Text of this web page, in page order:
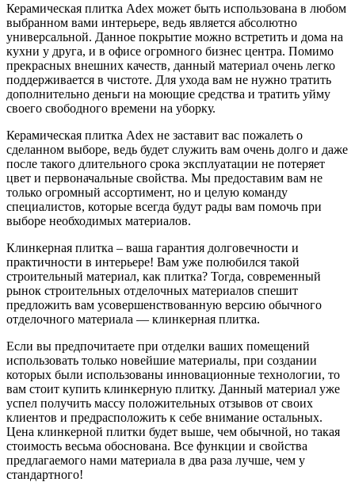
Керамическая плитка Аdex может быть использована в любом
выбранном вами интерьере, ведь является абсолютно
универсальной. Данное покрытие можно встретить и дома на
кухни у друга, и в офисе огромного бизнес центра. Помимо
прекрасных внешних качеств, данный материал очень легко
поддерживается в чистоте. Для ухода вам не нужно тратить
дополнительно деньги на моющие средства и тратить уйму
своего свободного времени на уборку.
Керамическая плитка Аdex не заставит вас пожалеть о
сделанном выборе, ведь будет служить вам очень долго и даже
после такого длительного срока эксплуатации не потеряет
цвет и первоначальные свойства. Мы предоставим вам не
только огромный ассортимент, но и целую команду
специалистов, которые всегда будут рады вам помочь при
выборе необходимых материалов.
Клинкерная плитка – ваша гарантия долговечности и
практичности в интерьере! Вам уже полюбился такой
строительный материал, как плитка? Тогда, современный
рынок строительных отделочных материалов спешит
предложить вам усовершенствованную версию обычного
отделочного материала — клинкерная плитка.
Если вы предпочитаете при отделки ваших помещений
использовать только новейшие материалы, при создании
которых были использованы инновационные технологии, то
вам стоит купить клинкерную плитку. Данный материал уже
успел получить массу положительных отзывов от своих
клиентов и предрасположить к себе внимание остальных.
Цена клинкерной плитки будет выше, чем обычной, но такая
стоимость весьма обоснована. Все функции и свойства
предлагаемого нами материала в два раза лучше, чем у
стандартного!